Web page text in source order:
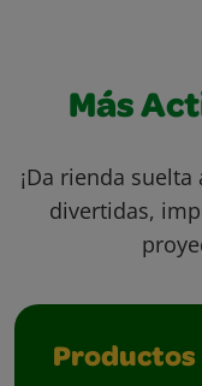
Más
¡Da rienda
divertidas,
Productos